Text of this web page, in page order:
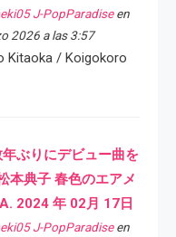
J-PopParadiseen
2026 a las 3:57
Kitaoka / Koigokoro
年ぶりにデビュー曲を
本典子 春色のエアメ
2024 年 02月 17日
J-PopParadiseen